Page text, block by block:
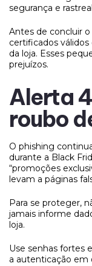
segurança e
Antes de concluir
certificados
da loja. Esses
prejuízos.
Alerta
roubo
O phishing
durante a Black
“promoções
levam a páginas
Para se proteger,
jamais informe
loja.
Use senhas fortes
a autenticação em